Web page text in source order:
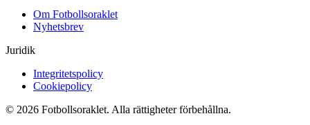
Om Fotbollsoraklet
Nyhetsbrev
Juridik
Integritetspolicy
Cookiepolicy
© 2026 Fotbollsoraklet. Alla rättigheter förbehållna.